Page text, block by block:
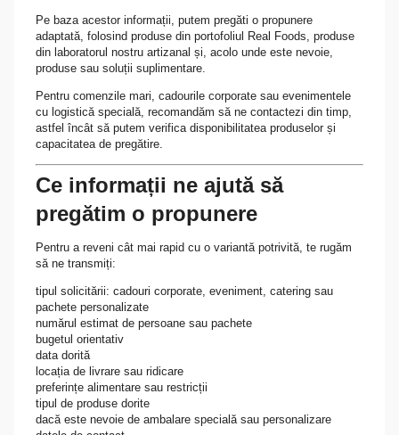
Pe baza acestor informații, putem pregăti o propunere
adaptată, folosind produse din portofoliul Real Foods, produse
din laboratorul nostru artizanal și, acolo unde este nevoie,
produse sau soluții suplimentare.
Pentru comenzile mari, cadourile corporate sau evenimentele
cu logistică specială, recomandăm să ne contactezi din timp,
astfel încât să putem verifica disponibilitatea produselor și
capacitatea de pregătire.
Ce informații ne ajută să
pregătim o propunere
Pentru a reveni cât mai rapid cu o variantă potrivită, te rugăm
să ne transmiți:
tipul solicitării: cadouri corporate, eveniment, catering sau
pachete personalizate
numărul estimat de persoane sau pachete
bugetul orientativ
data dorită
locația de livrare sau ridicare
preferințe alimentare sau restricții
tipul de produse dorite
dacă este nevoie de ambalare specială sau personalizare